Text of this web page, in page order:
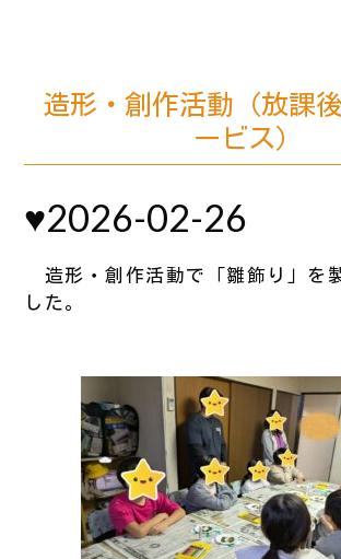
造形・創作活動（放課
ービス）
♥2026-02-26
造形・創作活動で「雛飾り」を
した。